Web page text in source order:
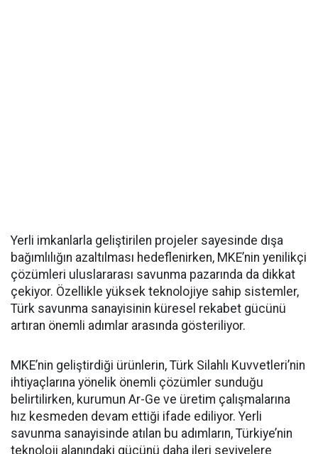
Yerli imkanlarla geliştirilen projeler sayesinde dışa
bağımlılığın azaltılması hedeflenirken, MKE’nin yenilikçi
çözümleri uluslararası savunma pazarında da dikkat
çekiyor. Özellikle yüksek teknolojiye sahip sistemler,
Türk savunma sanayisinin küresel rekabet gücünü
artıran önemli adımlar arasında gösteriliyor.
MKE’nin geliştirdiği ürünlerin, Türk Silahlı Kuvvetleri’nin
ihtiyaçlarına yönelik önemli çözümler sunduğu
belirtilirken, kurumun Ar-Ge ve üretim çalışmalarına
hız kesmeden devam ettiği ifade ediliyor. Yerli
savunma sanayisinde atılan bu adımların, Türkiye’nin
teknoloji alanındaki gücünü daha ileri seviyelere